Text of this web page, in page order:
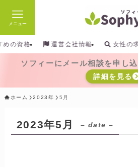
メニュー
めの資格 運営会社情報 女性の
ソフィーにメール相談を申し
詳細を見る
ホーム 2023年 5月
2023年5月 – date –